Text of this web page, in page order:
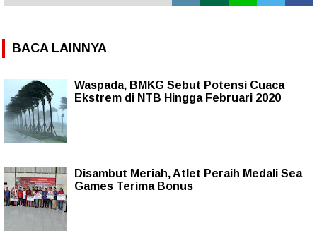
BACA LAINNYA
Waspada, BMKG Sebut Potensi Cuaca
Ekstrem di NTB Hingga Februari 2020
Disambut Meriah, Atlet Peraih Medali Sea
Games Terima Bonus